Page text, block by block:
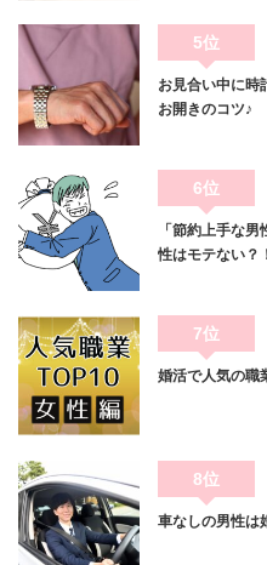
5位
お見合い中に時
お開きのコツ♪
6位
「節約上手な
性はモテない？！
7位
婚活で人気の職
8位
車なしの男性は